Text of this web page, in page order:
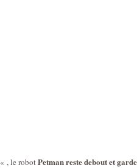
« , le robotPetman reste debout et